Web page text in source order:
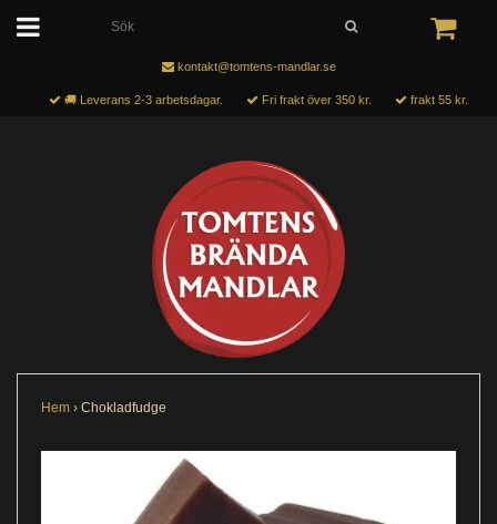
kontakt@tomtens-mandlar.se
🚚 Leverans 2-3 arbetsdagar. Fri frakt över 350 kr. frakt 55 kr.
Hem › Chokladfudge